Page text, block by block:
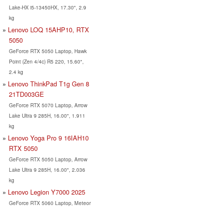
Lake-HX i5-13450HX, 17.30", 2.9
kg
Lenovo LOQ 15AHP10, RTX
5050
GeForce RTX 5050 Laptop, Hawk
Point (Zen 4/4c) R5 220, 15.60",
2.4 kg
Lenovo ThinkPad T1g Gen 8
21TD003GE
GeForce RTX 5070 Laptop, Arrow
Lake Ultra 9 285H, 16.00", 1.911
kg
Lenovo Yoga Pro 9 16IAH10
RTX 5050
GeForce RTX 5050 Laptop, Arrow
Lake Ultra 9 285H, 16.00", 2.036
kg
Lenovo Legion Y7000 2025
GeForce RTX 5060 Laptop, Meteor